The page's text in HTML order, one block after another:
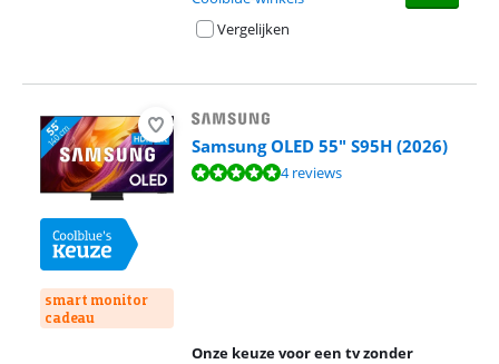
Vergelijken
smart monitor
cadeau
Samsung OLED 55" S95H (2026)
Beoordeling is 9,5 van de 10, gebaseerd op 4 reviews.
4 reviews
Onze keuze voor een tv zonder